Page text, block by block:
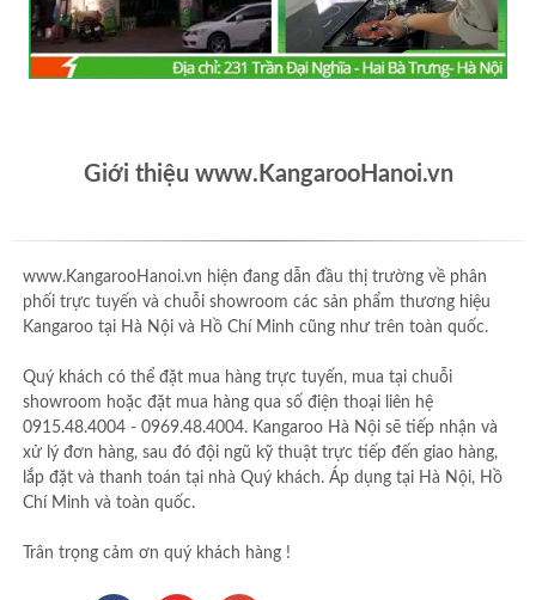
Giới thiệu www.KangarooHanoi.vn
www.KangarooHanoi.vn hiện đang dẫn đầu thị trường về phân
phối trực tuyến và chuỗi showroom các sản phẩm thương hiệu
Kangaroo tại Hà Nội và Hồ Chí Minh cũng như trên toàn quốc.
Quý khách có thể đặt mua hàng trực tuyến, mua tại chuỗi
showroom hoặc đặt mua hàng qua số điện thoại liên hệ
0915.48.4004 - 0969.48.4004. Kangaroo Hà Nội sẽ tiếp nhận và
xử lý đơn hàng, sau đó đội ngũ kỹ thuật trực tiếp đến giao hàng,
lắp đặt và thanh toán tại nhà Quý khách. Áp dụng tại Hà Nội, Hồ
Chí Minh và toàn quốc.
Trân trọng cảm ơn quý khách hàng !